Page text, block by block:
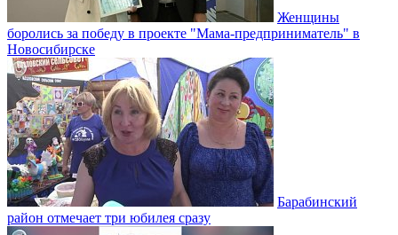
Женщины
боролись за победу в проекте "Мама-предприниматель" в
Новосибирске
Барабинский
район отмечает три юбилея сразу